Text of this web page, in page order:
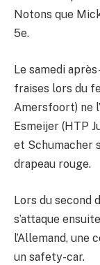
Notons que
5e.
Le samedi
fraises lors du
Amersfoort) ne
Esmeijer (HTP
et Schumacher
drapeau rouge.
Lors du second
s’attaque
l’Allemand, une
un safety-car.